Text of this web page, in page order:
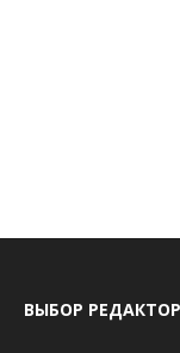
ВЫБОР